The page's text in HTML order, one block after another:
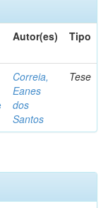
Autor(es) Tipo
Correia,
Eanes
dos
Santos
Tese